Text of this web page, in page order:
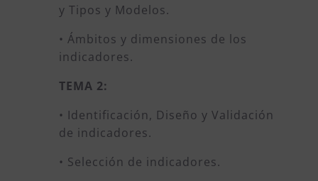
y Tipos y Modelos.
• Ámbitos y dimensiones de los
indicadores.
TEMA 2:
• Identificación, Diseño y Validación
de indicadores.
• Selección de indicadores.